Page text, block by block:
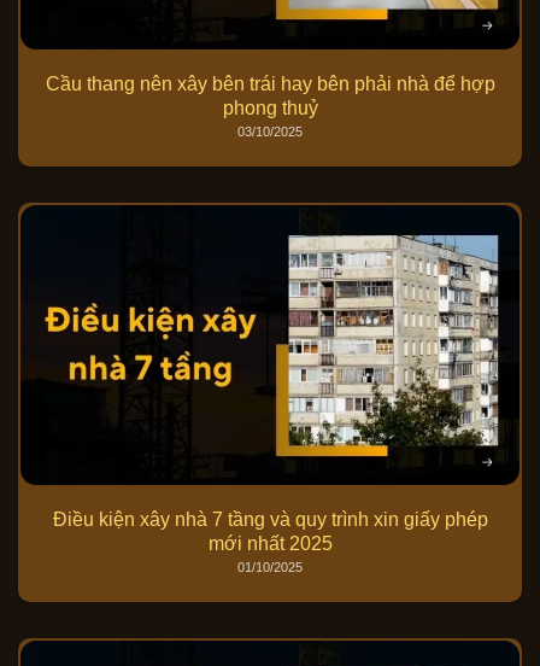
Cầu thang nên xây bên trái hay bên phải nhà để hợp
phong thuỷ
03/10/2025
Điều kiện xây nhà 7 tầng và quy trình xin giấy phép
mới nhất 2025
01/10/2025